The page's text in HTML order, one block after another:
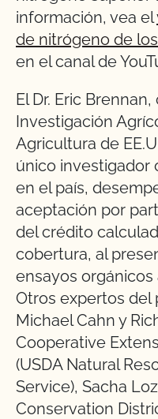
información, vea el
de nitrógeno de
en el canal de
El Dr. Eric
Investigación
Agricultura de
único investigador
en el país,
aceptación por
del crédito
cobertura, al
ensayos orgánicos
Otros expertos del
Michael Cahn y
Cooperative
(USDA Natural
Service), Sacha
Conservation